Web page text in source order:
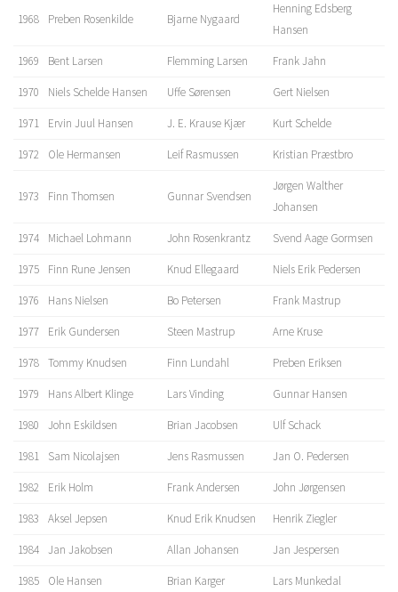
1968 Preben Rosenkilde Bjarne Nygaard
Henning Edsberg
Hansen
1969 Bent Larsen Flemming Larsen Frank Jahn
1970 Niels Schelde Hansen Uffe Sørensen Gert Nielsen
1971 Ervin Juul Hansen J. E. Krause Kjær Kurt Schelde
1972 Ole Hermansen Leif Rasmussen Kristian Præstbro
1973 Finn Thomsen Gunnar Svendsen
Jørgen Walther
Johansen
1974 Michael Lohmann John Rosenkrantz Svend Aage Gormsen
1975 Finn Rune Jensen Knud Ellegaard Niels Erik Pedersen
1976 Hans Nielsen Bo Petersen Frank Mastrup
1977 Erik Gundersen Steen Mastrup Arne Kruse
1978 Tommy Knudsen Finn Lundahl Preben Eriksen
1979 Hans Albert Klinge Lars Vinding Gunnar Hansen
1980 John Eskildsen Brian Jacobsen Ulf Schack
1981 Sam Nicolajsen Jens Rasmussen Jan O. Pedersen
1982 Erik Holm Frank Andersen John Jørgensen
1983 Aksel Jepsen Knud Erik Knudsen Henrik Ziegler
1984 Jan Jakobsen Allan Johansen Jan Jespersen
1985 Ole Hansen Brian Karger Lars Munkedal